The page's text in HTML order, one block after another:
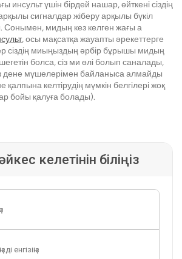
инсульт үшін бірдей нашар, өйткені сіздің
сигналдар жіберу арқылы бүкіл
Сонымен, мидың кез келген жағы а
, осы мақсатқа жауапты әрекеттерге
сіздің миыңыздың әрбір бұрышы мидың
болса, сіз ми өлі болып саналады,
дене мүшелерімен байланыса алмайды
қалпына келтірудің мүмкін белгілері жоқ
бойы қалуға болады).
келетінін біліңіз